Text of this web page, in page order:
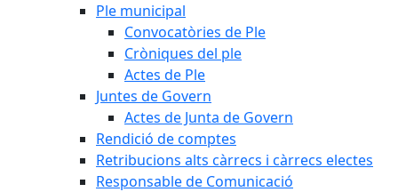
Ple municipal
Convocatòries de Ple
Cròniques del ple
Actes de Ple
Juntes de Govern
Actes de Junta de Govern
Rendició de comptes
Retribucions alts càrrecs i càrrecs electes
Responsable de Comunicació